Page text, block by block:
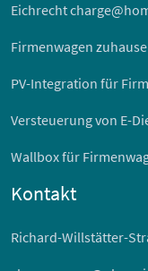
Eichrecht
Firmenwagen
PV-Integration für
Versteuerung von E-
Wallbox für
Kontakt
Richard-Willstätter-